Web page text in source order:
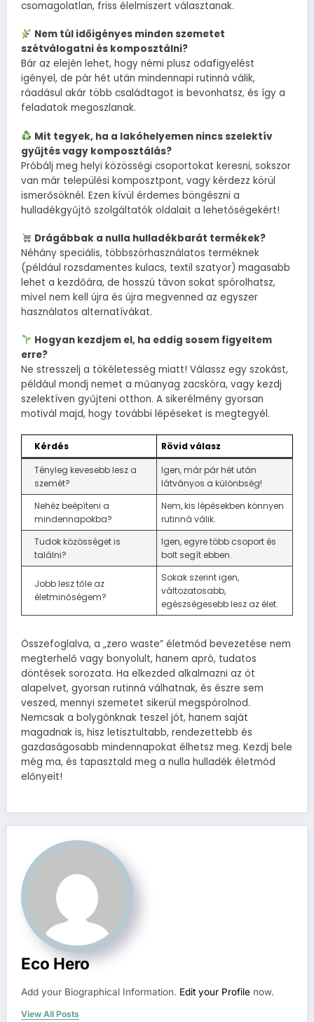
csomagolatlan, friss élelmiszert választanak.
Nem túl időigényes minden szemetet
szétválogatni és komposztálni?
Bár az elején lehet, hogy némi plusz odafigyelést
igényel, de pár hét után mindennapi rutinná válik,
ráadásul akár több családtagot is bevonhatsz, és így a
feladatok megoszlanak.
Mit tegyek, ha a lakóhelyemen nincs szelektív
gyűjtés vagy komposztálás?
Próbálj meg helyi közösségi csoportokat keresni, sokszor
van már települési komposztpont, vagy kérdezz körül
ismerősöknél. Ezen kívül érdemes böngészni a
hulladékgyűjtő szolgáltatók oldalait a lehetőségekért!
Drágábbak a nulla hulladékbarát termékek?
Néhány speciális, többszörhasználatos terméknek
(például rozsdamentes kulacs, textil szatyor) magasabb
lehet a kezdőára, de hosszú távon sokat spórolhatsz,
mivel nem kell újra és újra megvenned az egyszer
használatos alternatívákat.
Hogyan kezdjem el, ha eddig sosem figyeltem
erre?
Ne stresszelj a tökéletesség miatt! Válassz egy szokást,
például mondj nemet a műanyag zacskóra, vagy kezdj
szelektíven gyűjteni otthon. A sikerélmény gyorsan
motivál majd, hogy további lépéseket is megtegyél.
Kérdés
Rövid válasz
Tényleg kevesebb lesz a
szemét?
Igen, már pár hét után
látványos a különbség!
Nehéz beépíteni a
mindennapokba?
Nem, kis lépésekben könnyen
rutinná válik.
Tudok közösséget is
találni?
Igen, egyre több csoport és
bolt segít ebben.
Jobb lesz tőle az
életminőségem?
Sokak szerint igen,
változatosabb,
egészségesebb lesz az élet.
Összefoglalva, a „zero waste” életmód bevezetése nem
megterhelő vagy bonyolult, hanem apró, tudatos
döntések sorozata. Ha elkezded alkalmazni az öt
alapelvet, gyorsan rutinná válhatnak, és észre sem
veszed, mennyi szemetet sikerül megspórolnod.
Nemcsak a bolygónknak teszel jót, hanem saját
magadnak is, hisz letisztultabb, rendezettebb és
gazdaságosabb mindennapokat élhetsz meg. Kezdj bele
még ma, és tapasztald meg a nulla hulladék életmód
előnyeit!
Eco Hero
Add your Biographical Information. Edit your Profile now.
View All Posts